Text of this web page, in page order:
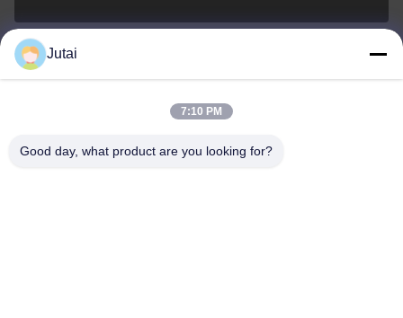
jutaisales18@gmail.com
Jutai
7:10 PM
Good day, what product are you looking for?